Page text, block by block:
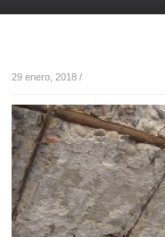
29 enero, 2018 /